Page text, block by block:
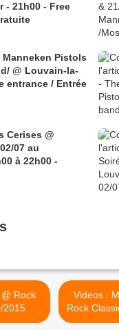
- 21h00 - Free
Manneken Pistols
@ Louvain-la-
entrance / Entrée
Cerises @
07 au
à 22h00 -
2015
Videos :